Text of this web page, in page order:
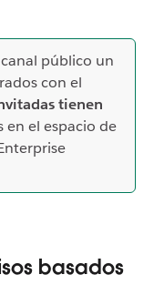
público un
con el
tienen
en el espacio de
basados